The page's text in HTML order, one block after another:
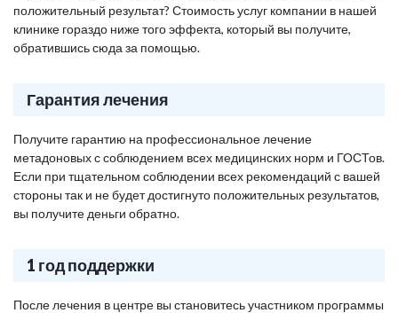
положительный результат? Стоимость услуг компании в нашей
клинике гораздо ниже того эффекта, который вы получите,
обратившись сюда за помощью.
Гарантия лечения
Получите гарантию на профессиональное лечение
метадоновых с соблюдением всех медицинских норм и ГОСТов.
Если при тщательном соблюдении всех рекомендаций с вашей
стороны так и не будет достигнуто положительных результатов,
вы получите деньги обратно.
1 год поддержки
После лечения в центре вы становитесь участником программы